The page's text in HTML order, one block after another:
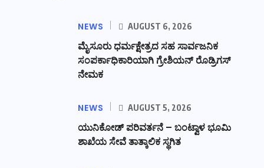
NEWS AUGUST 6, 2026
ಮೈಸೂರು ಧರ್ಮಕ್ಷೇತ್ರದ ಸಹ ಸಾರ್ವಜನಿಕ
ಸಂಪರ್ಕಾಧಿಕಾರಿಯಾಗಿ ಗ್ರೇಶಿಯನ್ ರೊಡ್ರಿಗಸ್
ನೇಮಕ
NEWS AUGUST 5, 2026
ಯುನಿಕೋಡ್ ಪರಿವರ್ತನೆ – ಬಂಟ್ವಾಳ ಭೂಮಿ
ಶಾಖೆಯ ಸೇವೆ ತಾತ್ಕಾಲಿಕ ಸ್ಥಗಿತ